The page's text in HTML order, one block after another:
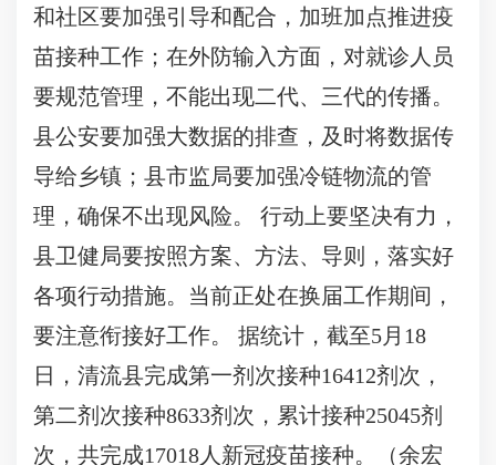
和社区要加强引导和配合，加班加点推进疫
苗接种工作；在外防输入方面，对就诊人员
要规范管理，不能出现二代、三代的传播。
县公安要加强大数据的排查，及时将数据传
导给乡镇；县市监局要加强冷链物流的管
理，确保不出现风险。 行动上要坚决有力，
县卫健局要按照方案、方法、导则，落实好
各项行动措施。当前正处在换届工作期间，
要注意衔接好工作。 据统计，截至5月18
日，清流县完成第一剂次接种16412剂次，
第二剂次接种8633剂次，累计接种25045剂
次，共完成17018人新冠疫苗接种。（余宏